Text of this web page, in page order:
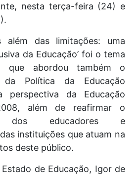
nesta terça-feira (24) e
além das limitações: uma
da Educação’ foi o tema
que abordou também o
da Política da Educação
perspectiva da Educação
além de reafirmar o
dos educadores e
instituições que atuam na
deste público.
de Educação, Igor de